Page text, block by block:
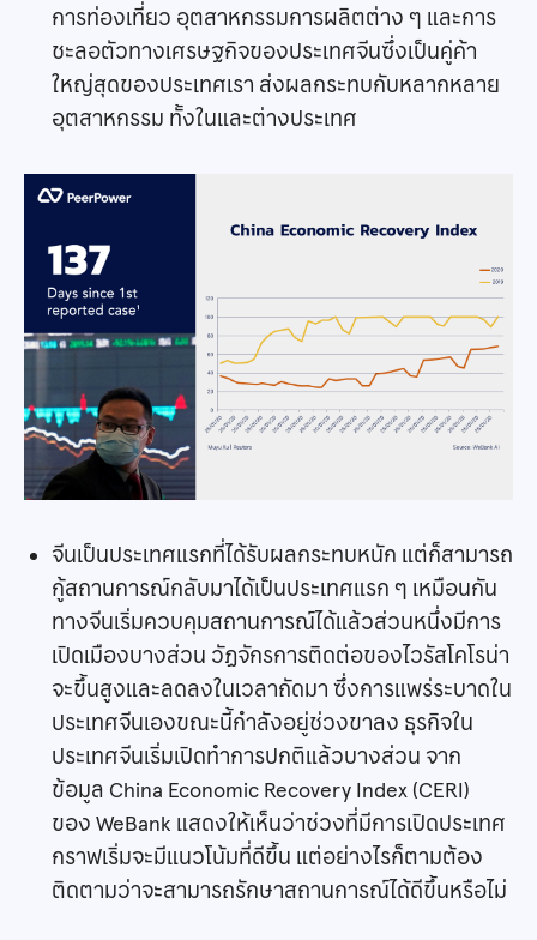
การท่องเที่ยว อุตสาหกรรมการผลิตต่าง ๆ และการ
ชะลอตัวทางเศรษฐกิจของประเทศจีนซึ่งเป็นคู่ค้า
ใหญ่สุดของประเทศเรา ส่งผลกระทบกับหลากหลาย
อุตสาหกรรม ทั้งในและต่างประเทศ
จีนเป็นประเทศแรกที่ได้รับผลกระทบหนัก แต่ก็สามารถ
กู้สถานการณ์กลับมาได้เป็นประเทศแรก ๆ เหมือนกัน
ทางจีนเริ่มควบคุมสถานการณ์ได้แล้วส่วนหนึ่งมีการ
เปิดเมืองบางส่วน วัฏจักรการติดต่อของไวรัสโคโรน่า
จะขึ้นสูงและลดลงในเวลาถัดมา ซึ่งการแพร่ระบาดใน
ประเทศจีนเองขณะนี้กำลังอยู่ช่วงขาลง ธุรกิจใน
ประเทศจีนเริ่มเปิดทำการปกติแล้วบางส่วน จาก
ข้อมูล China Economic Recovery Index (CERI)
ของ WeBank แสดงให้เห็นว่าช่วงที่มีการเปิดประเทศ
กราฟเริ่มจะมีแนวโน้มที่ดีขึ้น แต่อย่างไรก็ตามต้อง
ติดตามว่าจะสามารถรักษาสถานการณ์ได้ดีขึ้นหรือไม่